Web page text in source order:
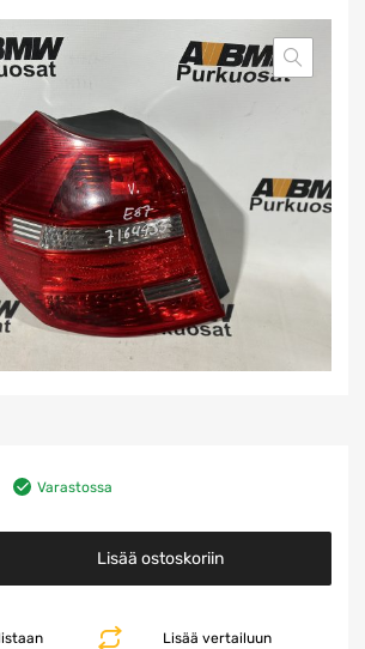
Varastossa
Lisää ostoskoriin
Lisää vertailuun